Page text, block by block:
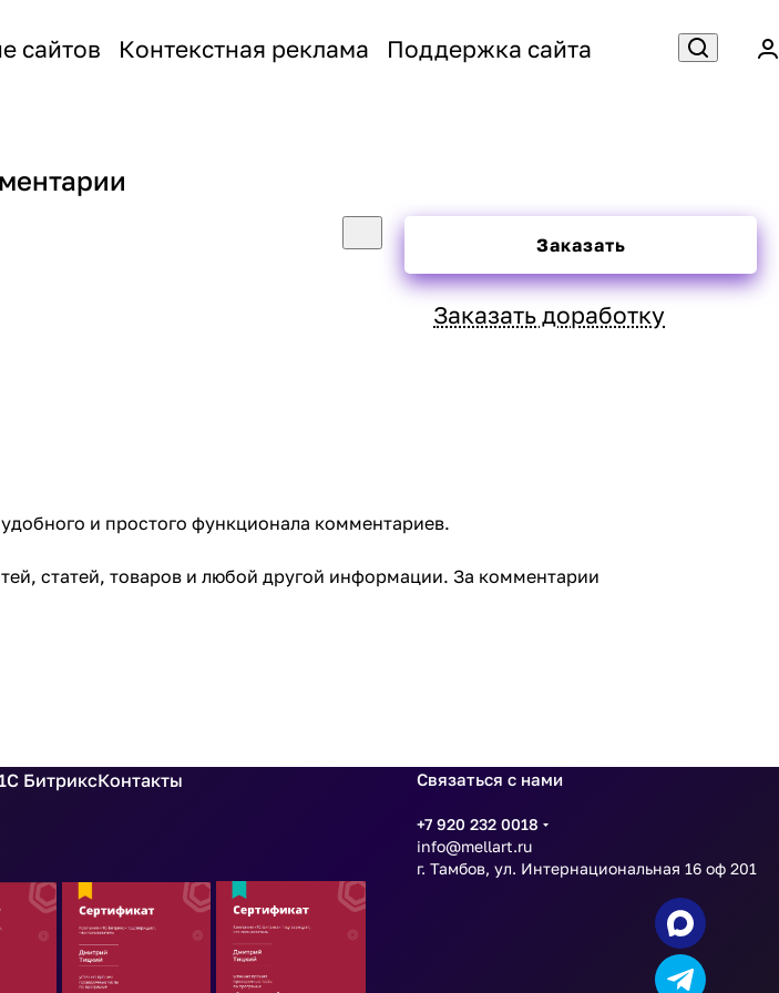
сайтов Контекстная реклама Поддержка сайта
Заказать
Заказать доработку
и простого функционала комментариев.
статей, товаров и любой другой информации. За комментарии
БитриксКонтакты Связаться с нами
+7 920 232 0018
info@mellart.ru
г. Тамбов, ул. Интернациональная 16 оф 201